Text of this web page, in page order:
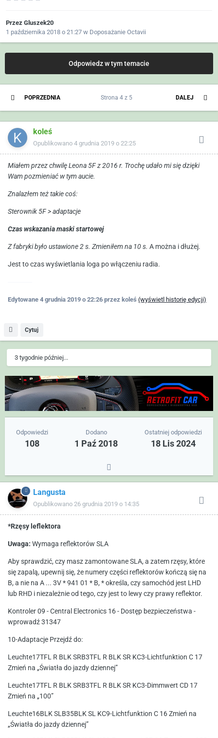
Przez Gluszek20
1 października 2018 o 21:27 w Doposażanie Octavii
Odpowiedz w tym temacie
POPRZEDNIA DALEJ
Strona 4 z 5
koleś
Opublikowano 4 grudnia 2019 o 22:25
Miałem przez chwilę Leona 5F z 2016 r. Trochę udało mi się dzięki
Wam pozmieniać w tym aucie.
Znalazłem też takie coś:
Sterownik 5F > adaptacje
Czas wskazania maski startowej
Z fabryki było ustawione 2 s. Zmieniłem na 10 s. A można i dłużej.
Jest to czas wyświetlania loga po włączeniu radia.
Edytowane 4 grudnia 2019 o 22:26 przez koleś (wyświetl historię edycji)
Cytuj
3 tygodnie później...
Odpowiedzi
108
Dodano
1 Paź 2018
Ostatniej odpowiedzi
18 Lis 2024
Langusta
Opublikowano 26 grudnia 2019 o 14:35
*Rzęsy leflektora
Uwaga: Wymaga reflektorów SLA
Aby sprawdzić, czy masz zamontowane SLA, a zatem rzęsy, które
się zapalą, upewnij się, że numery części reflektorów kończą się na
B, a nie na A ... 3V * 941 01 * B, * określa, czy samochód jest LHD
lub RHD i niezależnie od tego, czy jest to lewy czy prawy reflektor.
Kontroler 09 - Central Electronics 16 - Dostęp bezpieczeństwa -
wprowadź 31347
10-Adaptacje Przejdź do:
Leuchte17TFL R BLK SRB3TFL R BLK SR KC3-Lichtfunktion C 17
Zmień na „Światła do jazdy dziennej”
Leuchte17TFL R BLK SRB3TFL R BLK SR KC3-Dimmwert CD 17
Zmień na „100”
Leuchte16BLK SLB35BLK SL KC9-Lichtfunktion C 16 Zmień na
„Światła do jazdy dziennej”